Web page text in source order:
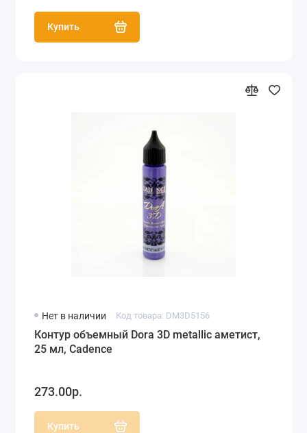
Купить
Нет в наличии Код товара: DM3D5156
Контур объемный Dora 3D metallic аметист,
25 мл, Cadence
273.00р.
Купить